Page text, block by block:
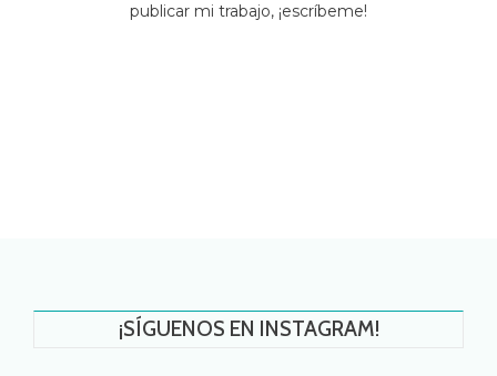
publicar mi trabajo, ¡escríbeme!
¡SÍGUENOS EN INSTAGRAM!